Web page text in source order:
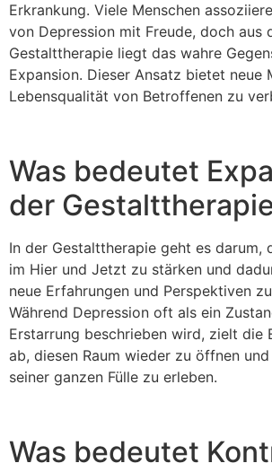
Erkrankung. Viele Menschen
von Depression mit Freude, doch aus
Gestalttherapie liegt das wahre
Expansion. Dieser Ansatz bietet neue
Lebensqualität von Betroffenen zu
Was bedeutet
der
In der Gestalttherapie geht es darum,
im Hier und Jetzt zu stärken und
neue Erfahrungen und Perspektiven
Während Depression oft als ein
Erstarrung beschrieben wird, zielt die
ab, diesen Raum wieder zu öffnen
seiner ganzen Fülle zu erleben.
Was bedeutet